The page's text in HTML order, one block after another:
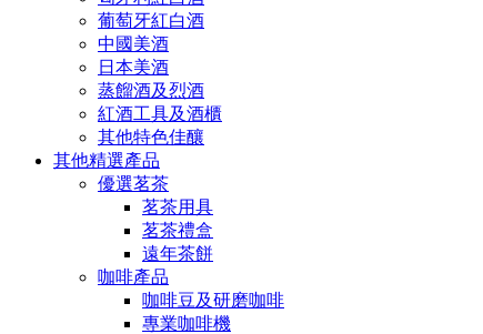
葡萄牙紅白酒
中國美酒
日本美酒
蒸餾酒及烈酒
紅酒工具及酒櫃
其他特色佳釀
其他精選產品
優選茗茶
茗茶用具
茗茶禮盒
遠年茶餅
咖啡產品
咖啡豆及研磨咖啡
專業咖啡機